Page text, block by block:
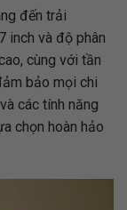
đến trải
inch và độ phân
cùng với tần
bảo mọi chi
các tính năng
chọn hoàn hảo